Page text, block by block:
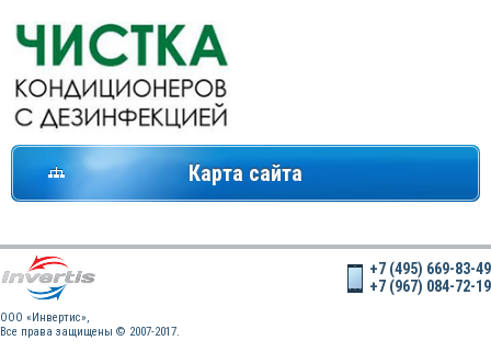
Карта сайта
OOO «Инвертис»,
Все права защищены © 2007-2017.
+7 (495) 669-83-49
+7 (967) 084-72-19